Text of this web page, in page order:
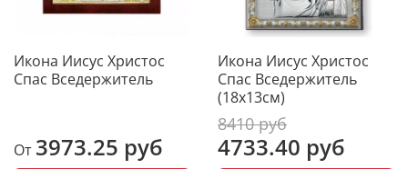
Икона Иисус Христос
Спас Вседержитель
От 3973.25 руб
Икона Иисус Христос
Спас Вседержитель
(18х13см)
8410 руб
4733.40 руб